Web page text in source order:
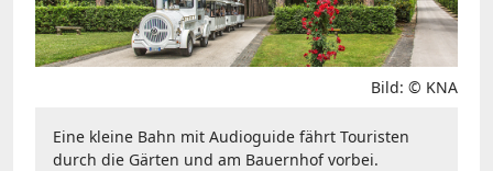
Bild: © KNA
Eine kleine Bahn mit Audioguide fährt Touristen
durch die Gärten und am Bauernhof vorbei.